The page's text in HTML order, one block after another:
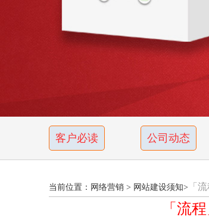
客户必读 公司动态
当前位置： 网络营销 > 网站建设须知> 「
「流